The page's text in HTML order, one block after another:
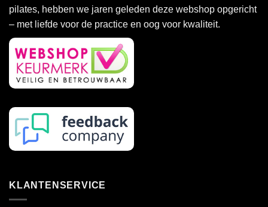
gekozen
worden
op
de
productpagina
gekozen
worden
pilates, hebben we jaren geleden deze webshop opgericht
– met liefde voor de practice en oog voor kwaliteit.
KLANTENSERVICE